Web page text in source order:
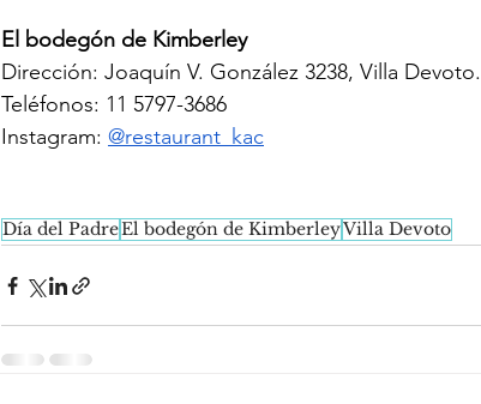
El bodegón de Kimberley
Dirección: Joaquín V. González 3238, Villa Devoto.
Teléfonos: 11 5797-3686
Instagram: @restaurant_kac
Día del PadreEl bodegón de KimberleyVilla Devoto